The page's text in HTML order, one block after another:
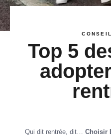
Top 5
Qui dit rentrée, dit… Choisir